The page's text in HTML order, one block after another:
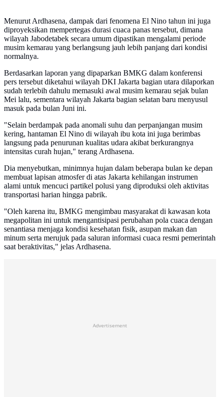
Menurut Ardhasena, dampak dari fenomena El Nino tahun ini juga
diproyeksikan mempertegas durasi cuaca panas tersebut, dimana
wilayah Jabodetabek secara umum dipastikan mengalami periode
musim kemarau yang berlangsung jauh lebih panjang dari kondisi
normalnya.
Berdasarkan laporan yang dipaparkan BMKG dalam konferensi
pers tersebut diketahui wilayah DKI Jakarta bagian utara dilaporkan
sudah terlebih dahulu memasuki awal musim kemarau sejak bulan
Mei lalu, sementara wilayah Jakarta bagian selatan baru menyusul
masuk pada bulan Juni ini.
"Selain berdampak pada anomali suhu dan perpanjangan musim
kering, hantaman El Nino di wilayah ibu kota ini juga berimbas
langsung pada penurunan kualitas udara akibat berkurangnya
intensitas curah hujan," terang Ardhasena.
Dia menyebutkan, minimnya hujan dalam beberapa bulan ke depan
membuat lapisan atmosfer di atas Jakarta kehilangan instrumen
alami untuk mencuci partikel polusi yang diproduksi oleh aktivitas
transportasi harian hingga pabrik.
"Oleh karena itu, BMKG mengimbau masyarakat di kawasan kota
megapolitan ini untuk mengantisipasi perubahan pola cuaca dengan
senantiasa menjaga kondisi kesehatan fisik, asupan makan dan
minum serta merujuk pada saluran informasi cuaca resmi pemerintah
saat beraktivitas," jelas Ardhasena.
Advertisement